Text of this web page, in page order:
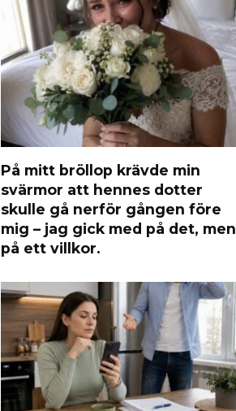
På mitt bröllop krävde min
svärmor att hennes dotter
skulle gå nerför gången före
mig – jag gick med på det, men
på ett villkor.